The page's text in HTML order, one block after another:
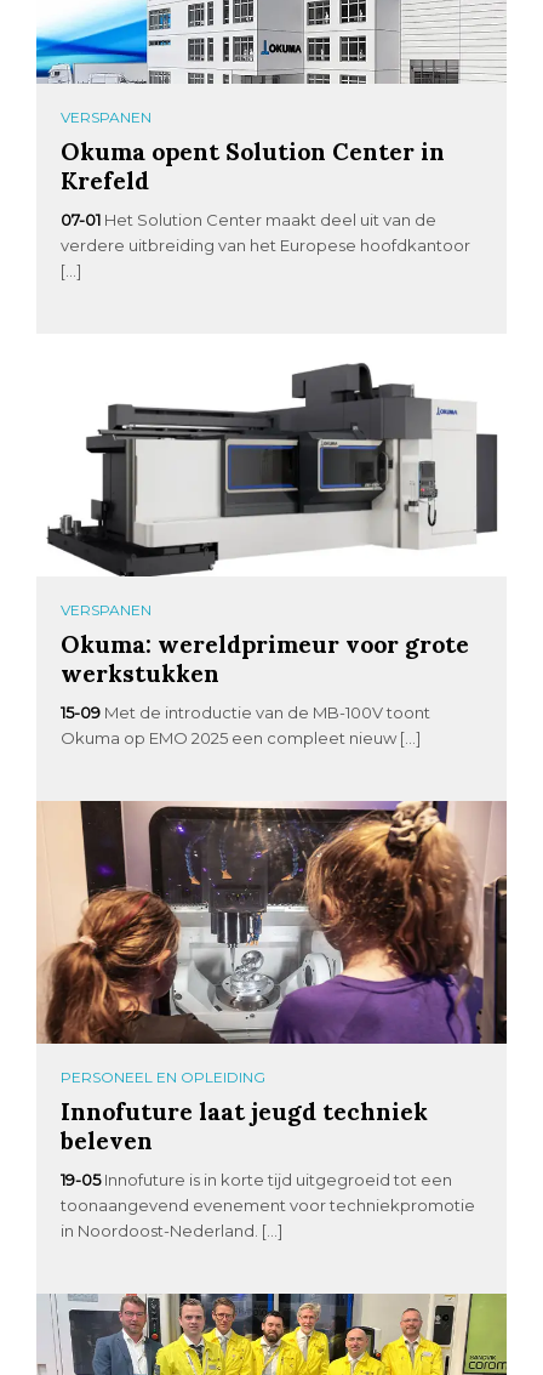
VERSPANEN
Okuma opent Solution Center in
Krefeld
07-01 Het Solution Center maakt deel uit van de
verdere uitbreiding van het Europese hoofdkantoor
[…]
VERSPANEN
Okuma: wereldprimeur voor grote
werkstukken
15-09 Met de introductie van de MB-100V toont
Okuma op EMO 2025 een compleet nieuw […]
PERSONEEL EN OPLEIDING
Innofuture laat jeugd techniek
beleven
19-05 Innofuture is in korte tijd uitgegroeid tot een
toonaangevend evenement voor techniekpromotie
in Noordoost-Nederland. […]